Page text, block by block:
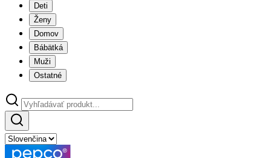
Deti
Ženy
Domov
Bábätká
Muži
Ostatné